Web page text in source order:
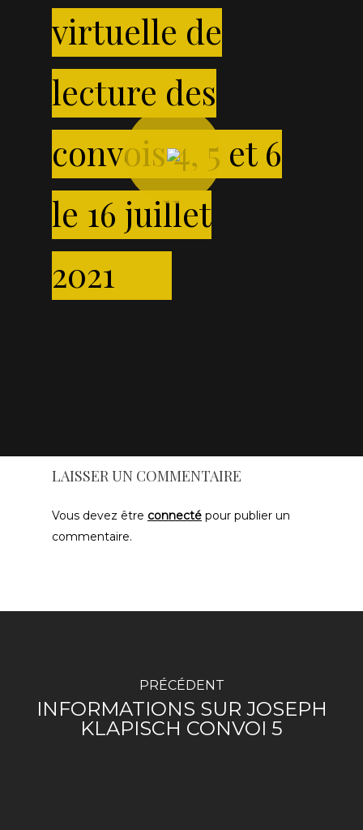
virtuelle de
lecture des
convois 4, 5 et 6
le 16 juillet
2021
Play
LAISSER UN COMMENTAIRE
Vous devez être connecté pour publier un
commentaire.
PRÉCÉDENT
INFORMATIONS SUR JOSEPH
KLAPISCH CONVOI 5